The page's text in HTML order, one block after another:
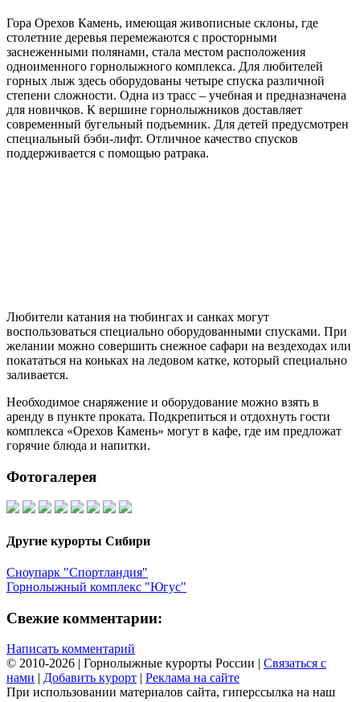
Гора Орехов Камень, имеющая живописные склоны, где
столетние деревья перемежаются с просторными
заснеженными полянами, стала местом расположения
одноименного горнолыжного комплекса. Для любителей
горных лыж здесь оборудованы четыре спуска различной
степени сложности. Одна из трасс – учебная и предназначена
для новичков. К вершине горнолыжников доставляет
современный бугельный подъемник. Для детей предусмотрен
специальный бэби-лифт. Отличное качество спусков
поддерживается с помощью ратрака.
Любители катания на тюбингах и санках могут
воспользоваться специально оборудованными спусками. При
желании можно совершить снежное сафари на вездеходах или
покататься на коньках на ледовом катке, который специально
заливается.
Необходимое снаряжение и оборудование можно взять в
аренду в пункте проката. Подкрепиться и отдохнуть гости
комплекса «Орехов Камень» могут в кафе, где им предложат
горячие блюда и напитки.
Фотогалерея
Другие курорты Сибири
Сноупарк "Спортландия"
Горнолыжный комплекс "Югус"
Свежие комментарии:
Написать комментарий
© 2010-2026 | Горнолыжные курорты России | Связаться с
нами | Добавить курорт | Реклама на сайте
При использовании материалов сайта, гиперссылка на наш